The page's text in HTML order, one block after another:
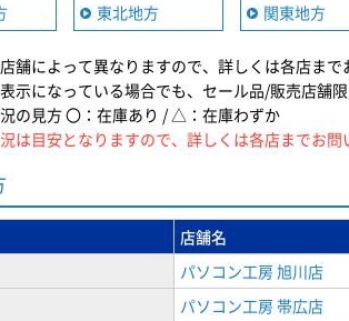
東北地方 関東地方
舗によって異なりますので、詳しくは各店まで
示になっている場合でも、セール品/販売店舗
の見方 〇：在庫あり / △：在庫わずか
は目安となりますので、詳しくは各店までお問
店舗名
パソコン工房 旭川店
パソコン工房 帯広店